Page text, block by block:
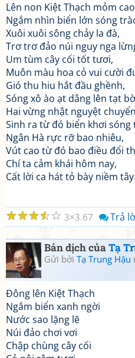
Lên non Kiệt Thạch mỏm
Ngắm nhìn biển lớn sóng
Xuôi xuôi sông chảy la đà,
Trơ trơ đảo núi nguy nga
Um tùm cây cối tốt tươi,
Muôn màu hoa cỏ vui cười
Gió thu hiu hắt đầu ghềnh,
Sóng xô ào ạt dâng lên tạt
Hai vừng nhật nguyệt
Sinh ra từ đó biển khơi sóng
Ngân Hà rực rỡ bao nhiêu,
Vút cao từ đó bao điều đổi
Chí ta cảm khái hôm nay,
Cất lời ca hát tỏ bày niềm tây.
☆
☆
☆
☆
☆ 3 3.67 Trả
Bản dịch củaTạ
Gửi bởi Tạ Trung Hậu
Đông lên Kiệt Thạch
Ngắm biển xanh ngời
Nước sao lặng lẽ
Núi đảo chơi vơi
Chập chùng cây cối